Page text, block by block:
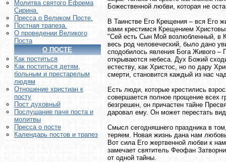
Молитва святого Ефрема
Сирина.
Пресса о Великом Посте.
Постная трапеза.
О проведении Великого
Поста
О ПОСТЕ
Как поститься
Как поститься детям,
больным и престарелым
людям
Отношение христиан к
посту
Пост духовный
Послушание паче поста и
молитвы
Пресса о посте
Календарь постов и трапез
Божественной любви, которая не
В Таинстве Его Крещения – вся Его
вами крестимся Крещением
"Сей есть Сын Мой возлюбленный, в
весь род человеческий, было дано
сподобилось явления Бога Живого –
открываются небеса. Дух Божий
естеству, как Христос, но по дару
смерти, становится каждый из нас
Есть люди, которые крестились
совершается полное прощение всех
безгрешен, он причастен тайне
даровал ему. Он может перестать
Смысл сегодняшнего праздника в
теряем. Новая жизнь дана нам
Вот сила Его жертвенной любви к
замечает святитель Феофан
от одной тайны.